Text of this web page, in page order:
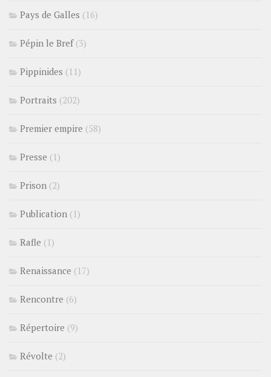
Pays de Galles (16)
Pépin le Bref(3)
Pippinides (11)
Portraits (202)
Premier empire (58)
Presse (1)
Prison (2)
Publication (1)
Rafle (1)
Renaissance (17)
Rencontre (6)
Répertoire (9)
Révolte (2)